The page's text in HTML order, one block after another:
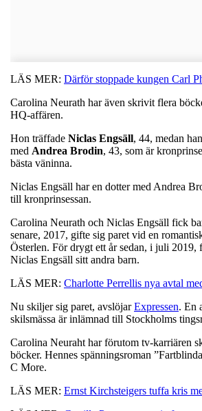
LÄS MER: Därför stoppade kungen Carl
Carolina Neurath har även skrivit flera
HQ-affären.
Hon träffade Niclas Engsäll, 44, medan
med Andrea Brodin, 43, som är
bästa väninna.
Niclas Engsäll har en dotter med Andrea
till kronprinsessan.
Carolina Neurath och Niclas Engsäll fick
senare, 2017, gifte sig paret vid en
Österlen. För drygt ett år sedan, i juli 2019,
Niclas Engsäll sitt andra barn.
LÄS MER: Charlotte Perrellis nya avtal
Nu skiljer sig paret, avslöjarExpressen. En
skilsmässa är inlämnad till Stockholms
Carolina Neuraht har förutom tv-karriären
böcker. Hennes spänningsroman
C More.
LÄS MER: Ernst Kirchsteigers tuffa kris